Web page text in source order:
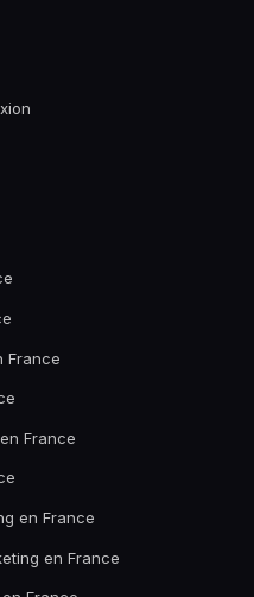
France
France
en France
en France